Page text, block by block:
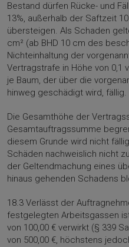
Bestand dürfen Rücke- und
13%, außerhalb der Saftzeit
übersteigen. Als Schaden
cm² (ab BHD 10 cm des
Nichteinhaltung der
Vertragstrafe in Höhe von 0,1
je Baum, der über die
hinweg geschädigt wird, fällig.
Die Gesamthöhe der
Gesamtauftragssumme
diesem Grunde wird nicht
Schäden nachweislich nicht
der Geltendmachung eines
hinaus gehenden Schadens
18.3 Verlässt der
festgelegten Arbeitsgassen
von 100,00 € verwirkt (§ 339
von 500,00 €, höchstens